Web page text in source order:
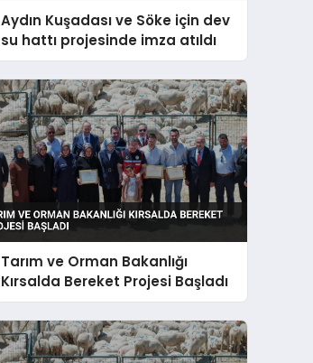
Aydın Kuşadası ve Söke için dev
su hattı projesinde imza atıldı
Tarım ve Orman Bakanlığı
Kırsalda Bereket Projesi Başladı